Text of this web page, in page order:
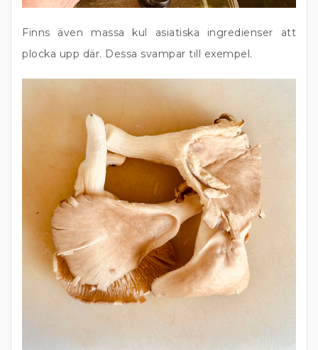
Finns även massa kul asiatiska ingredienser att
plocka upp där. Dessa svampar till exempel.